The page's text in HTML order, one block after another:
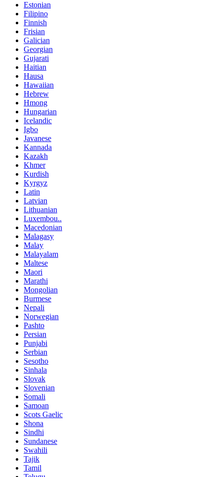
Estonian
Filipino
Finnish
Frisian
Galician
Georgian
Gujarati
Haitian
Hausa
Hawaiian
Hebrew
Hmong
Hungarian
Icelandic
Igbo
Javanese
Kannada
Kazakh
Khmer
Kurdish
Kyrgyz
Latin
Latvian
Lithuanian
Luxembou..
Macedonian
Malagasy
Malay
Malayalam
Maltese
Maori
Marathi
Mongolian
Burmese
Nepali
Norwegian
Pashto
Persian
Punjabi
Serbian
Sesotho
Sinhala
Slovak
Slovenian
Somali
Samoan
Scots Gaelic
Shona
Sindhi
Sundanese
Swahili
Tajik
Tamil